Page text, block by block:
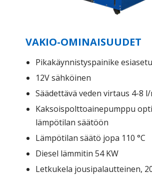
VAKIO-OMINAISUUDET
Pikakäynnistyspainike
12V sähköinen
Säädettävä veden virtaus 4-8
Kaksoispolttoainepumppu
lämpötilan säätöön
Lämpötilan säätö jopa 110 °C
Diesel lämmitin 54 KW
Letkukela jousipalautteinen,